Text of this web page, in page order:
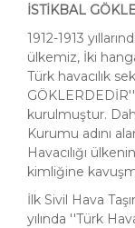
İSTİKBAL
1912-1913
ülkemiz, İki
Türk havacılık
kurulmuştur.
Kurumu adını
Havacılığı
kimliğine
İlk Sivil Hava
yılında ''Türk